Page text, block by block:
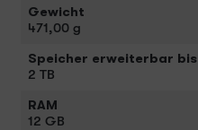
Gewicht
471,00 g
Speicher erweiterbar bis
2 TB
RAM
12 GB